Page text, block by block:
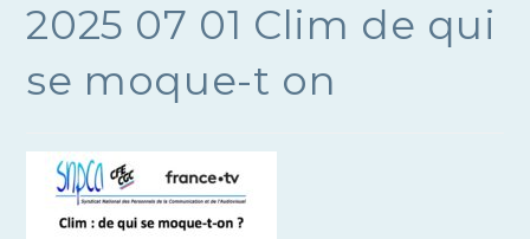
2025 07 01 Clim de qui
se moque-t on